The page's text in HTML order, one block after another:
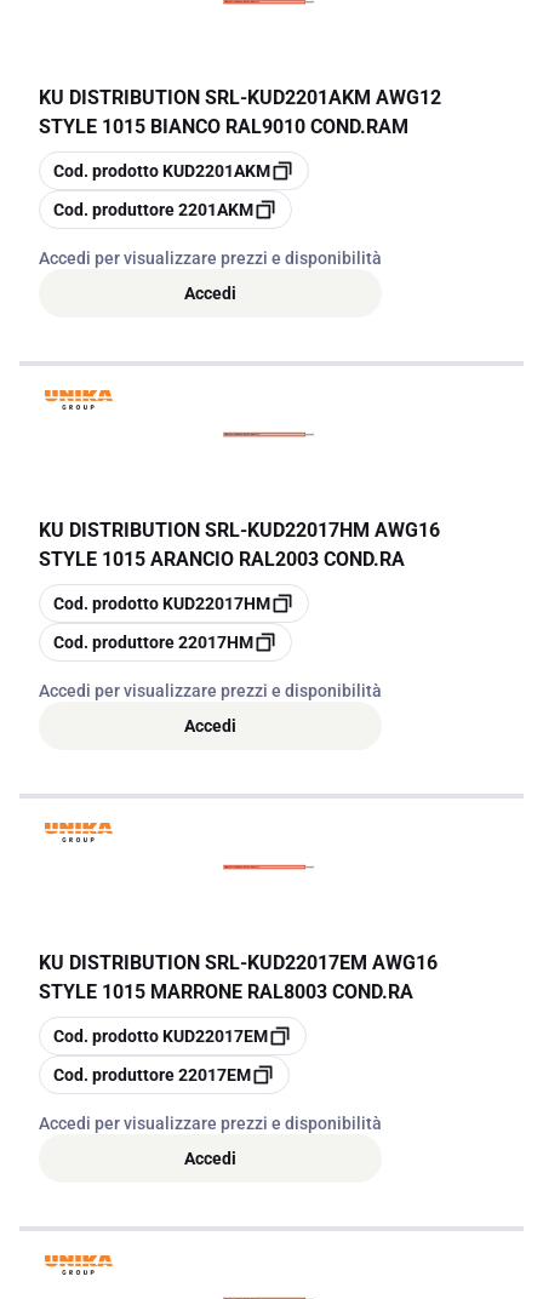
KU DISTRIBUTION SRL-KUD2201AKM AWG12
STYLE 1015 BIANCO RAL9010 COND.RAM
copia
Cod. prodottoKUD2201AKM
copia
Cod. produttore2201AKM
Accedi per visualizzare prezzi e disponibilità
Accedi
KU DISTRIBUTION SRL-KUD22017HM AWG16
STYLE 1015 ARANCIO RAL2003 COND.RA
copia
Cod. prodottoKUD22017HM
copia
Cod. produttore22017HM
Accedi per visualizzare prezzi e disponibilità
Accedi
KU DISTRIBUTION SRL-KUD22017EM AWG16
STYLE 1015 MARRONE RAL8003 COND.RA
copia
Cod. prodottoKUD22017EM
copia
Cod. produttore22017EM
Accedi per visualizzare prezzi e disponibilità
Accedi